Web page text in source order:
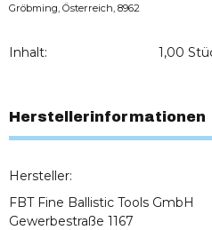
Gröbming, Österreich, 8962
Inhalt: 1,00
Herstellerinformationen
Hersteller:
FBT Fine Ballistic Tools GmbH
Gewerbestraße 1167